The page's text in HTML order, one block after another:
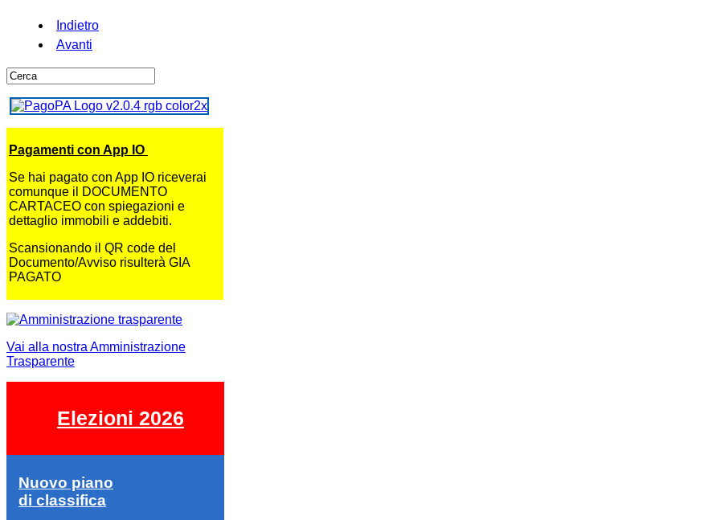
Indietro
Avanti
Pagamenti con App IO
Se hai pagato con App IO riceverai
comunque il DOCUMENTO
CARTACEO con spiegazioni e
dettaglio immobili e addebiti.
Scansionando il QR code del
Documento/Avviso risulterà GIA
PAGATO
Vai alla nostra Amministrazione
Trasparente
Elezioni 2026
Nuovo piano
di classifica